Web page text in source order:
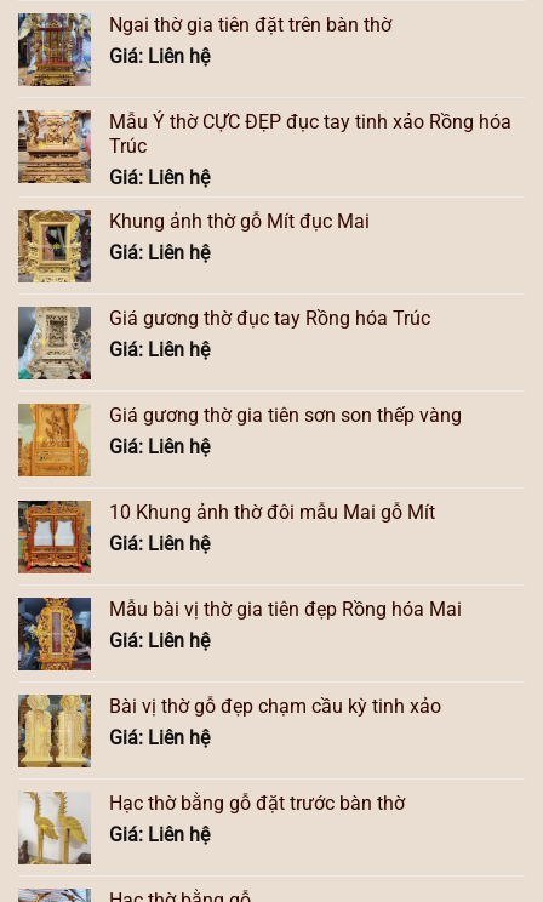
Ngai thờ gia tiên đặt trên bàn thờ
Giá: Liên hệ
Mẫu Ỷ thờ CỰC ĐẸP đục tay tinh xảo Rồng hóa
Trúc
Giá: Liên hệ
Khung ảnh thờ gỗ Mít đục Mai
Giá: Liên hệ
Giá gương thờ đục tay Rồng hóa Trúc
Giá: Liên hệ
Giá gương thờ gia tiên sơn son thếp vàng
Giá: Liên hệ
10 Khung ảnh thờ đôi mẫu Mai gỗ Mít
Giá: Liên hệ
Mẫu bài vị thờ gia tiên đẹp Rồng hóa Mai
Giá: Liên hệ
Bài vị thờ gỗ đẹp chạm cầu kỳ tinh xảo
Giá: Liên hệ
Hạc thờ bằng gỗ đặt trước bàn thờ
Giá: Liên hệ